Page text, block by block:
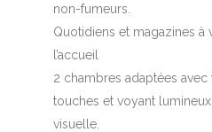
non-fumeurs.
Quotidiens et magazines à
l’accueil
2 chambres adaptées
touches et voyant lumineux
visuelle.